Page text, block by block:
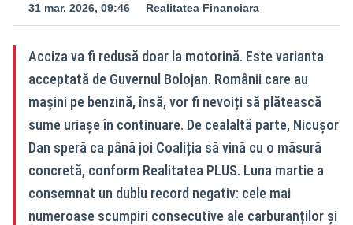
31 mar. 2026, 09:46 Realitatea Financiara
Acciza va fi redusă doar la motorină. Este varianta
acceptată de Guvernul Bolojan. Românii care au
mașini pe benzină, însă, vor fi nevoiți să plătească
sume uriașe în continuare. De cealaltă parte, Nicușor
Dan speră ca până joi Coaliția să vină cu o măsură
concretă, conform Realitatea PLUS. Luna martie a
consemnat un dublu record negativ: cele mai
numeroase scumpiri consecutive ale carburanților și